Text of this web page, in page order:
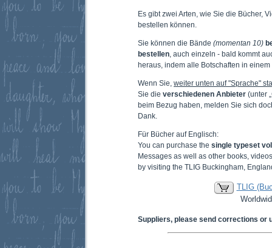
Es gibt zwei Arten, wie Sie die Bücher,
bestellen können.
Sie können die Bände (momentan 10)
bestellen , auch einzeln - bald kommt
heraus, indem alle Botschaften in
Wenn Sie, weiter unten auf "Sprache"
Sie die verschiedenen Anbieter (unter
beim Bezug haben, melden Sie sich
Dank.
Für Bücher auf Englisch:
You can purchase the single typeset
Messages as well as other books,
by visiting the TLIG Buckingham,
TLIG
Suppliers, please send corrections or